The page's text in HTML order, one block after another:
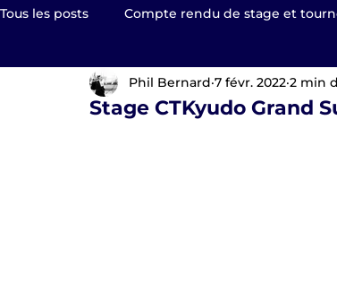
Tous les posts Compte rendu de stage et
Kyudo TV Les clubs de France Kyudo
Stage CTKyudo Grand
Phil Bernard 7 févr. 2022 2 min